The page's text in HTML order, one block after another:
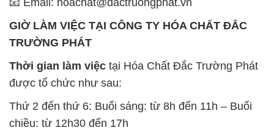
được tổ chức như sau:
Thứ 2 đến thứ 6: Buổi sáng: từ 8h đến 11h – Buổi
chiều: từ 12h30 đến 17h
Thứ 7: Buổi sáng: từ 8h đến 11h – Buổi chiều: từ
12h30 đến 16h
Chủ nhật: Nghỉ chủ nhật hàng tuần